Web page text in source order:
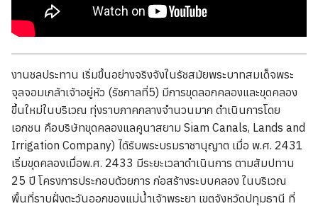
งานชลประทาน เริ่มขึ้นอย่างจริงจังในรัชสมัยพระบาทสมเด็จพระ
จุลจอมเกล้าเจ้าอยู่หัว (รัชกาลที่5) มีการขุดลอกคลองและขุดคลอง
ขึ้นใหม่ในบริเวณ ทุ่งราบภาคกลางจำนวนมาก ดำเนินการโดย
เอกชน คือบริษัทขุดคลองแลคูนาสยาม Siam Canals, Lands and
Irrigation Company) ได้รับพระบรมราชานุญาต เมื่อ พ.ศ. 2431
เริ่มขุดคลองเมื่อพ.ศ. 2433 มีระยะเวลาดำเนินการ ตามสัมปทาน
25 ปี โครงการประกอบด้วยการ ก่อสร้างระบบคลอง ในบริเวณ
พื้นที่ราบฝั่งตะวันออกของแม่น้ำเจ้าพระยา เขตจังหวัดปทุมธานี ที่